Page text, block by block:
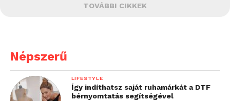
TOVÁBBI CIKKEK
Népszerű
LIFESTYLE
Így indíthatsz saját ruhamárkát a DTF
bérnyomtatás segítségével